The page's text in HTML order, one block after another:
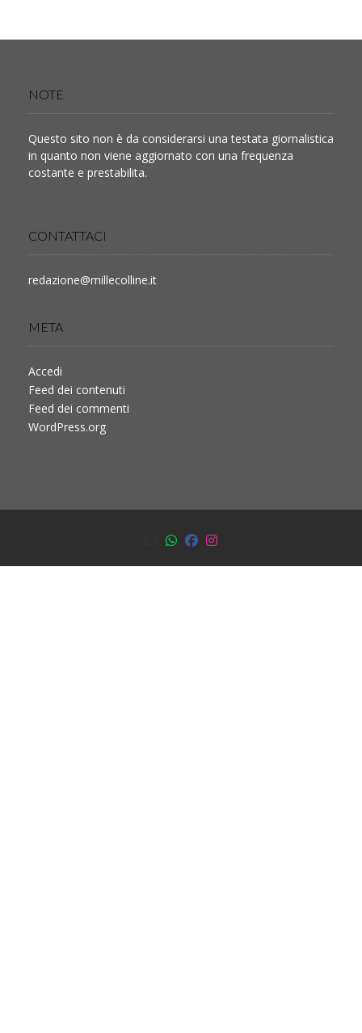
NOTE
Questo sito non è da considerarsi una testata giornalistica
in quanto non viene aggiornato con una frequenza
costante e prestabilita.
CONTATTACI
redazione@millecolline.it
META
Accedi
Feed dei contenuti
Feed dei commenti
WordPress.org